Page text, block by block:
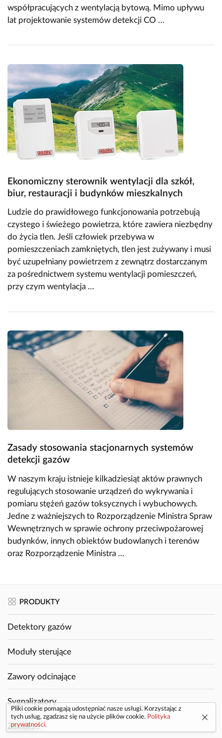
współpracujących z wentylacją bytową. Mimo upływu
lat projektowanie systemów detekcji CO …
Ekonomiczny sterownik wentylacji dla szkół,
biur, restauracji i budynków mieszkalnych
Ludzie do prawidłowego funkcjonowania potrzebują
czystego i świeżego powietrza, które zawiera niezbędny
do życia tlen. Jeśli człowiek przebywa w
pomieszczeniach zamkniętych, tlen jest zużywany i musi
być uzupełniany powietrzem z zewnątrz dostarczanym
za pośrednictwem systemu wentylacji pomieszczeń,
przy czym wentylacja …
Zasady stosowania stacjonarnych systemów
detekcji gazów
W naszym kraju istnieje kilkadziesiąt aktów prawnych
regulujących stosowanie urządzeń do wykrywania i
pomiaru stężeń gazów toksycznych i wybuchowych.
Jedne z ważniejszych to Rozporządzenie Ministra Spraw
Wewnętrznych w sprawie ochrony przeciwpożarowej
budynków, innych obiektów budowlanych i terenów
oraz Rozporządzenie Ministra …
PRODUKTY
Detektory gazów
Moduły sterujące
Zawory odcinające
Sygnalizatory
Zasilacze
Pliki cookie pomagają udostępniać nasze usługi. Korzystając z
tych usług, zgadzasz się na użycie plików cookie. Polityka
prywatności.